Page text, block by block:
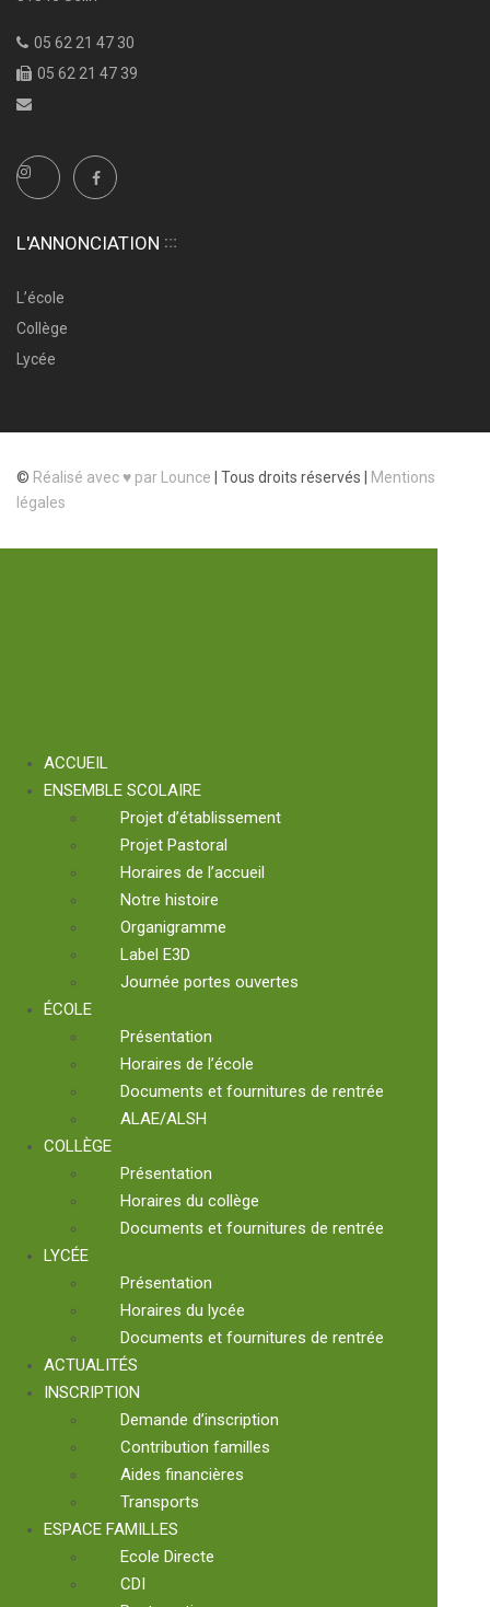
05 62 21 47 30
05 62 21 47 39
L'ANNONCIATION
L’école
Collège
Lycée
© Réalisé avec ♥ par Lounce Tous droits réservés |
Mentions
légales
ACCUEIL
ENSEMBLE SCOLAIRE
Projet d’établissement
Projet Pastoral
Horaires de l’accueil
Notre histoire
Organigramme
Label E3D
Journée portes ouvertes
ÉCOLE
Présentation
Horaires de l’école
Documents et fournitures de rentrée
ALAE/ALSH
COLLÈGE
Présentation
Horaires du collège
Documents et fournitures de rentrée
LYCÉE
Présentation
Horaires du lycée
Documents et fournitures de rentrée
ACTUALITÉS
INSCRIPTION
Demande d’inscription
Contribution familles
Aides financières
Transports
ESPACE FAMILLES
Ecole Directe
CDI